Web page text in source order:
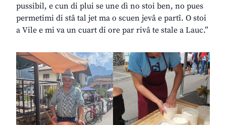
pussibil, e cun di plui se une dì no stoi ben, no pues
permetimi di stâ tal jet ma o scuen jevâ e partî. O stoi
a Vile e mi va un cuart di ore par rivâ te stale a Lauc.”